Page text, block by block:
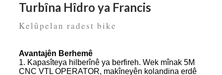
Turbîna Hîdro ya Francis
Kelûpelan radest bike
Avantajên Berhemê
1. Kapasîteya hilberînê ya berfireh. Wek mînak 5M
CNC VTL OPERATOR, makîneyên kolandina erdê